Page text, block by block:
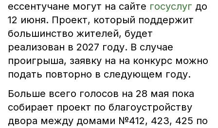
ессентучане могут на сайте госуслуг до
12 июня. Проект, который поддержит
большинство жителей, будет
реализован в 2027 году. В случае
проигрыша, заявку на на конкурс можно
подать повторно в следующем году.
Больше всего голосов на 28 мая пока
собирает проект по благоустройству
двора между домами №412, 423, 425 по